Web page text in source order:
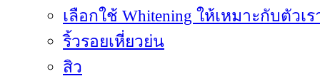
เลือกใช้ Whitening ให้เหมาะกับตัวเร
ริ้วรอยเหี่ยวย่น
สิว